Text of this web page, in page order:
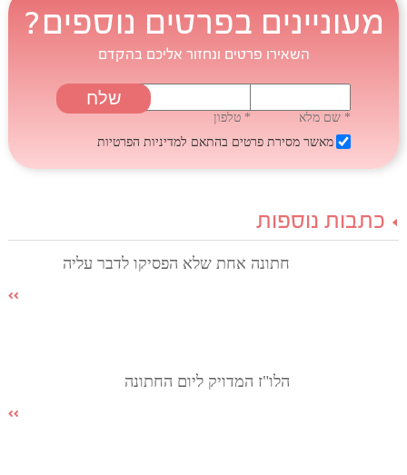
מעוניינים בפרטים נוספים?
השאירו פרטים ונחזור אליכם בהקדם
* שם מלא
* טלפון
מאשר מסירת פרטים בהתאם למדיניות הפרטיות
כתבות נוספות
חתונה אחת שלא הפסיקו לדבר עליה
הלו"ז המדויק ליום החתונה